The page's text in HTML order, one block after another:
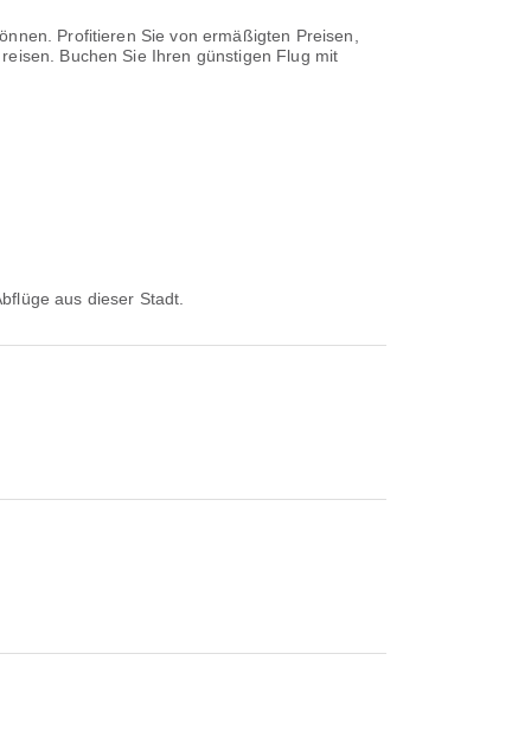
Profitieren Sie von ermäßigten Preisen,
Buchen Sie Ihren günstigen Flug mit
aus dieser Stadt.